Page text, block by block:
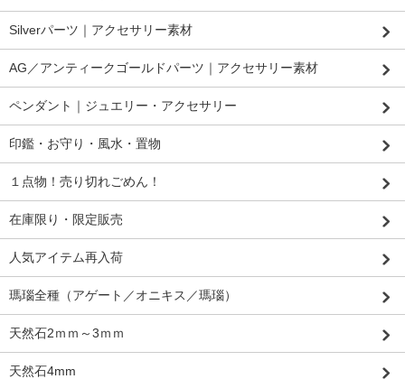
Silverパーツ｜アクセサリー素材
AG／アンティークゴールドパーツ｜アクセサリー素材
ペンダント｜ジュエリー・アクセサリー
印鑑・お守り・風水・置物
１点物！売り切れごめん！
在庫限り・限定販売
人気アイテム再入荷
瑪瑙全種（アゲート／オニキス／瑪瑙）
天然石2ｍｍ～3ｍｍ
天然石4mm